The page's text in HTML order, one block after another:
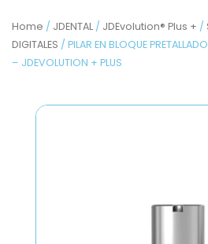
Home / JDENTAL / JDEvolution® Plus + /
DIGITALES / PILAR EN BLOQUE
– JDEVOLUTION + PLUS
-
JDEVOLUTION
+
quantity